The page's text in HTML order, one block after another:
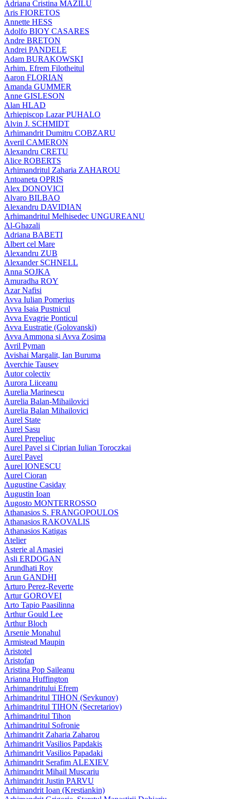
Adriana Cristina MAZILU
Aris FIORETOS
Annette HESS
Adolfo BIOY CASARES
Andre BRETON
Andrei PANDELE
Adam BURAKOWSKI
Arhim. Efrem Filotheitul
Aaron FLORIAN
Amanda GUMMER
Anne GISLESON
Alan HLAD
Arhiepiscop Lazar PUHALO
Alvin J. SCHMIDT
Arhimandrit Dumitru COBZARU
Averil CAMERON
Alexandru CRETU
Alice ROBERTS
Arhimandritul Zaharia ZAHAROU
Antoaneta OPRIS
Alex DONOVICI
Alvaro BILBAO
Alexandru DAVIDIAN
Arhimandritul Melhisedec UNGUREANU
Al-Ghazali
Adriana BABETI
Albert cel Mare
Alexandru ZUB
Alexander SCHNELL
Anna SOJKA
Amuradha ROY
Azar Nafisi
Avva Iulian Pomerius
Avva Isaia Pustnicul
Avva Evagrie Ponticul
Avva Eustratie (Golovanski)
Avva Ammona si Avva Zosima
Avril Pyman
Avishai Margalit, Ian Buruma
Averchie Tausev
Autor colectiv
Aurora Liiceanu
Aurelia Marinescu
Aurelia Balan-Mihailovici
Aurelia Balan Mihailovici
Aurel State
Aurel Sasu
Aurel Prepeliuc
Aurel Pavel si Ciprian Iulian Toroczkai
Aurel Pavel
Aurel IONESCU
Aurel Cioran
Augustine Casiday
Augustin Ioan
Augosto MONTERROSSO
Athanasios S. FRANGOPOULOS
Athanasios RAKOVALIS
Athanasios Katigas
Atelier
Asterie al Amasiei
Asli ERDOGAN
Arundhati Roy
Arun GANDHI
Arturo Perez-Reverte
Artur GOROVEI
Arto Tapio Paasilinna
Arthur Gould Lee
Arthur Bloch
Arsenie Monahul
Armistead Maupin
Aristotel
Aristofan
Aristina Pop Saileanu
Arianna Huffington
Arhimandritului Efrem
Arhimandritul TIHON (Sevkunov)
Arhimandritul TIHON (Secretariov)
Arhimandritul Tihon
Arhimandritul Sofronie
Arhimandrit Zaharia Zaharou
Arhimandrit Vasilios Papdakis
Arhimandrit Vasilios Papadaki
Arhimandrit Serafim ALEXIEV
Arhimandrit Mihail Muscariu
Arhimandrit Justin PARVU
Arhimandrit Ioan (Krestiankin)